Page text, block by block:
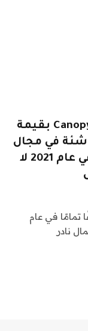
تُظهِر سلسلة A1 من Canopy Servicing بقيمة
في مجال
التكنولوجيا المالية التي نشأت في عام 2021 لا
تمامًا في عام
فرأس المال نادر